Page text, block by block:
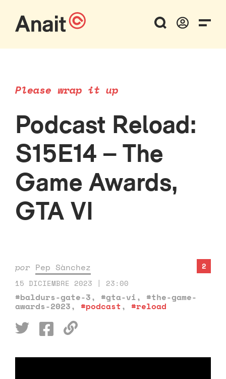
Please wrap it up
Podcast Reload:
S15E14 – The
Game Awards,
GTA VI
por Pep Sànchez
15 DICIEMBRE 2023 | 23:00
#baldurs-gate-3, #gta-vi, #the-game-
awards-2023, #podcast, #reload
2